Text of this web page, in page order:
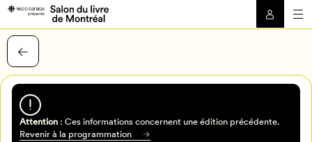
Attention: Ces informations concernent une édition précédente.
Revenir à la programmation